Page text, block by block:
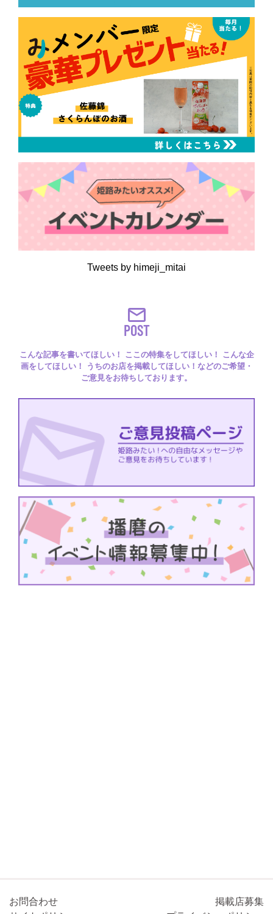
Tweets by himeji_mitai
POST
こんな記事を書いてほしい！ ここの特集をしてほしい！ こんな企
画をしてほしい！ うちのお店を掲載してほしい！などのご希望・
ご意見をお待ちしております。
お問合わせ
掲載店募集